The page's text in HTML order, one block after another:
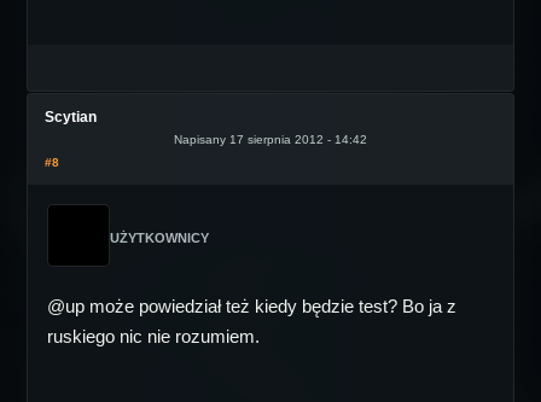
Scytian
Napisany 17 sierpnia 2012 - 14:42
#8
UŻYTKOWNICY
@up może powiedział też kiedy będzie test? Bo ja z
ruskiego nic nie rozumiem.